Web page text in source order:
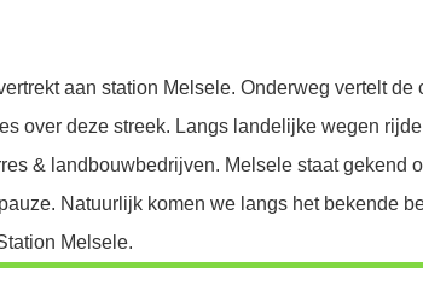
aan station Melsele. Onderweg vertelt
over deze streek. Langs landelijke wegen
& landbouwbedrijven. Melsele staat gekend
Natuurlijk komen we langs het bekende
Melsele.